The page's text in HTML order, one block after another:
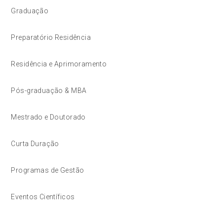
Graduação
Preparatório Residência
Residência e Aprimoramento
Pós-graduação & MBA
Mestrado e Doutorado
Curta Duração
Programas de Gestão
Eventos Científicos